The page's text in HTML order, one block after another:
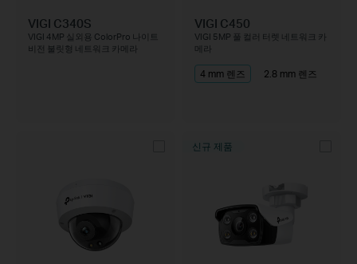
VIGI C340S
VIGI 4MP 실외용 ColorPro 나이트
비전 불릿형 네트워크 카메라
VIGI C450
VIGI 5MP 풀 컬러 터렛 네트워크 카
메라
4 mm 렌즈 2.8 mm 렌즈
신규 제품